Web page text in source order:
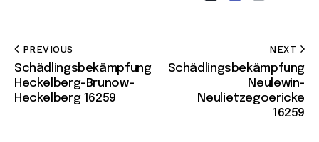
PREVIOUS
Schädlingsbekämpfung
Heckelberg-Brunow-
Heckelberg 16259
NEXT
Schädlingsbekämpfung
Neulewin-
Neulietzegoericke
16259